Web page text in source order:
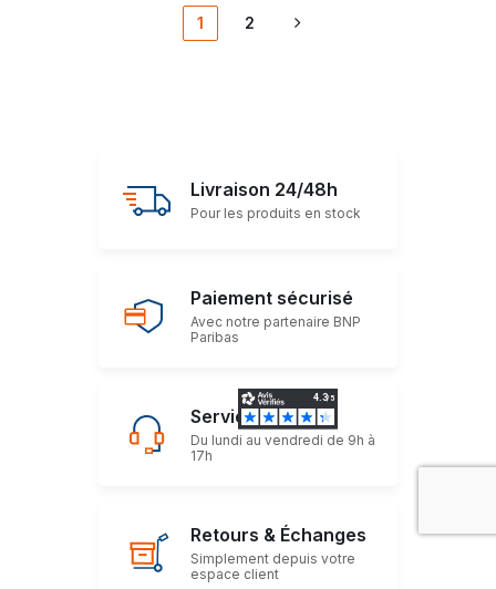
1 2
Livraison 24/48h
Pour les produits en stock
Paiement sécurisé
Avec notre partenaire BNP
Paribas
Service client
Du lundi au vendredi de 9h à
17h
Retours & Échanges
Simplement depuis votre
espace client